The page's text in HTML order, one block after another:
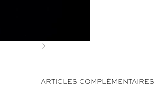
Next
ARTICLES COMPLÉMENTAIRES